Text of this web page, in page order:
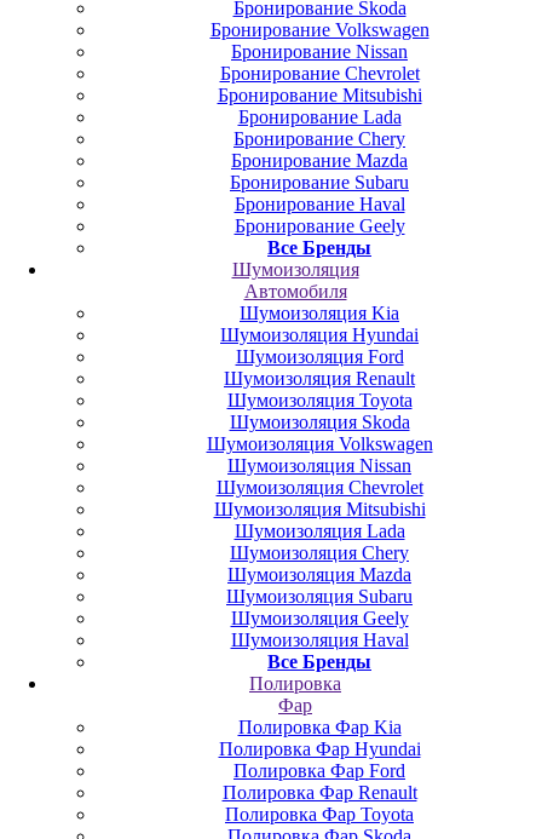
Бронирование Skoda
Бронирование Volkswagen
Бронирование Nissan
Бронирование Chevrolet
Бронирование Mitsubishi
Бронирование Lada
Бронирование Chery
Бронирование Mazda
Бронирование Subaru
Бронирование Haval
Бронирование Geely
Все Бренды
Шумоизоляция
Автомобиля
Шумоизоляция Kia
Шумоизоляция Hyundai
Шумоизоляция Ford
Шумоизоляция Renault
Шумоизоляция Toyota
Шумоизоляция Skoda
Шумоизоляция Volkswagen
Шумоизоляция Nissan
Шумоизоляция Chevrolet
Шумоизоляция Mitsubishi
Шумоизоляция Lada
Шумоизоляция Chery
Шумоизоляция Mazda
Шумоизоляция Subaru
Шумоизоляция Geely
Шумоизоляция Haval
Все Бренды
Полировка
Фар
Полировка Фар Kia
Полировка Фар Hyundai
Полировка Фар Ford
Полировка Фар Renault
Полировка Фар Toyota